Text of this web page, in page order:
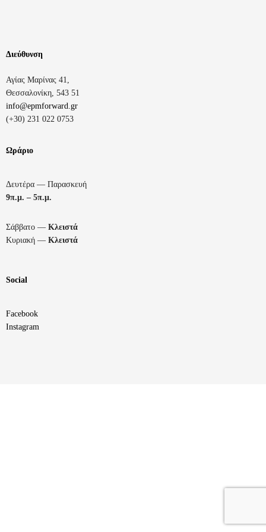
Διεύθυνση
Αγίας Μαρίνας 41,
Θεσσαλονίκη, 543 51
info@epmforward.gr
(+30) 231 022 0753
Ωράριο
Δευτέρα — Παρασκευή
9π.μ. – 5π.μ.
Σάββατο — Κλειστά
Κυριακή — Κλειστά
Social
Facebook
Instagram ​